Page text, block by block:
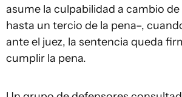
asume la culpabilidad a cambio
hasta un tercio de la pena–,
ante el juez, la sentencia queda
cumplir la pena.